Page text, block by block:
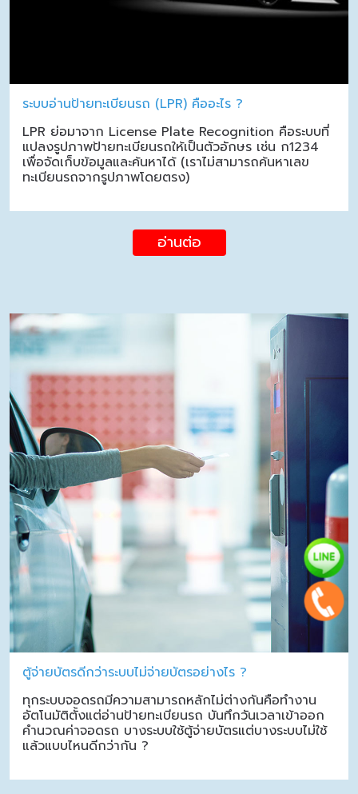
ระบบอ่านป้ายทะเบียนรถ (LPR) คืออะไร ?
LPR ย่อมาจาก License Plate Recognition คือระบบที่
แปลงรูปภาพป้ายทะเบียนรถให้เป็นตัวอักษร เช่น ก1234
เพื่อจัดเก็บข้อมูลและค้นหาได้ (เราไม่สามารถค้นหาเลข
ทะเบียนรถจากรูปภาพโดยตรง)
อ่านต่อ
ตู้จ่ายบัตรดีกว่าระบบไม่จ่ายบัตรอย่างไร ?
ทุกระบบจอดรถมีความสามารถหลักไม่ต่างกันคือทำงาน
อัตโนมัติตั้งแต่อ่านป้ายทะเบียนรถ บันทึกวันเวลาเข้าออก
คำนวณค่าจอดรถ บางระบบใช้ตู้จ่ายบัตรแต่บางระบบไม่ใช้
แล้วแบบไหนดีกว่ากัน ?